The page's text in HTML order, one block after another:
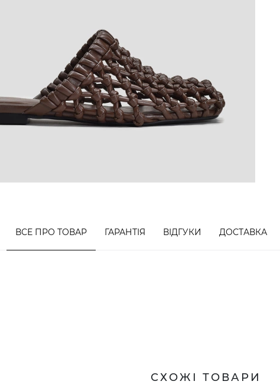
ВСЕ ПРО ТОВАР ГАРАНТІЯ ВІДГУКИ ДОСТАВКА
СХОЖІ ТОВАРИ